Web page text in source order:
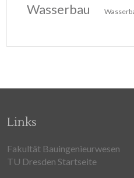
Wasserbau
Links
Fakultät Bauingenieurwesen
TU Dresden Startseite